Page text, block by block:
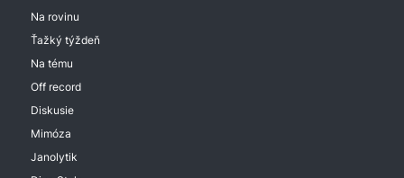
Na rovinu
Ťažký týždeň
Na tému
Off record
Diskusie
Mimóza
Janolytik